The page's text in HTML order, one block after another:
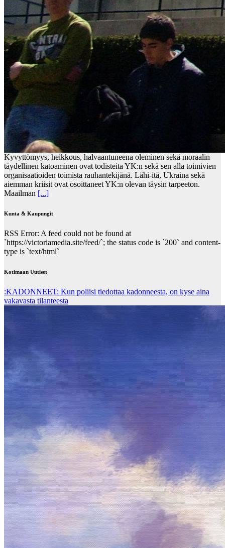
Kyvyttömyys, heikkous, halvaantuneena oleminen sekä moraalin
täydellinen katoaminen ovat todisteita YK:n sekä sen alla toimivien
organisaatioiden toimista rauhantekijänä. Lähi-itä, Ukraina sekä
aiemman kriisit ovat osoittaneet YK:n olevan täysin tarpeeton.
Maailman [...]
Kunta & Kaupungit
RSS Error: A feed could not be found at
`https://victoriamedia.site/feed/`; the status code is `200` and content-
type is `text/html`
Kotimaan Uutiset
:KADONNEET: Kun poliisi tiedottaa kadonneesta, on kyse aina
vakavasta tilanteesta